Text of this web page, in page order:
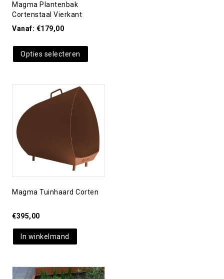
Magma Plantenbak
Cortenstaal Vierkant
Vanaf: €179,00
Opties selecteren
Magma Tuinhaard Corten
€395,00
In winkelmand